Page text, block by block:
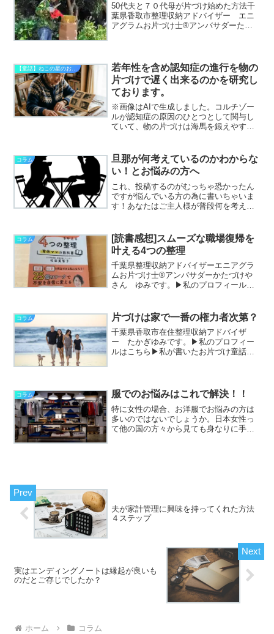
50代夫と７０代母が片づけ始めた方法千
葉県香取市整理収納アドバイザー エニ
アグラムお片づけ士®アンバサダーたか
夫婦でスズメバチと殺虫...
【童話】ねこの星のおかたづけ
若年性を含め認知症の進行を物の
片づけで遅く出来るのかを研究し
ております。
※画像はAIで生成しました。コルチゾー
ルが認知症の原因のひとつとして関与し
ていて、物の片づけは海馬を鍛えやすく
ためにも認知症関連の講演に参加させて
頂いたりしておりました...
コラム
旦那が何考えているのかわからな
い！とお悩みの方へ
これ、投稿するのがむっちゃ恐かったん
ですが悩んでいる方の為に書いちゃいま
す！あなたはご主人様が普段何を考えて
沢山ありました。私が男性脳っぽいの
は、もしかして強み？かもと...
コラム
[読書感想]スムーズな職場復帰を
叶える4つの整理
千葉県整理収納アドバイザーエニアグラ
ムお片づけ士®アンバサダーかたづけや
さん ゆみです。▶私のプロフィールは
収納アドバイザーでエニアグラムお片づ
け士®アンバサダーの村田...
コラム 片づけは家で一番の権力者次第？
千葉県香取市在住整理収納アドバイザ
ー たかぎゆみです。▶私のプロフィー
ルはこちら▶私が書いたお片づけ童話
きな方とお片づけ嫌いな方がい...
コラム 服でのお悩みはこれで解決！！
特に女性の場合、お洋服でお悩みの方は
多いのではないでしょうか。日本女性っ
て他の国の方々から見ても身なりに手を
夫が家計管理に興味を持ってくれた方法
４ステップ
実はエンディングノートは縁起が良いも
のだとご存じでしたか？
ホーム コラム